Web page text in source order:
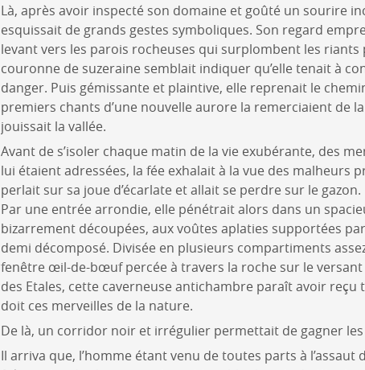
Là, après avoir inspecté son domaine et goûté un sourire
esquissait de grands gestes symboliques. Son regard
levant vers les parois rocheuses qui surplombent les riants
couronne de suzeraine semblait indiquer qu’elle tenait à
danger. Puis gémissante et plaintive, elle reprenait le
premiers chants d’une nouvelle aurore la remerciaient de
jouissait la vallée.
Avant de s’isoler chaque matin de la vie exubérante, des
lui étaient adressées, la fée exhalait à la vue des malheurs
perlait sur sa joue d’écarlate et allait se perdre sur le gazon.
Par une entrée arrondie, elle pénétrait alors dans un
bizarrement découpées, aux voûtes aplaties supportées
demi décomposé. Divisée en plusieurs compartiments
fenêtre œil-de-bœuf percée à travers la roche sur le versant
des Etales, cette caverneuse antichambre paraît avoir reçu
doit ces merveilles de la nature.
De là, un corridor noir et irrégulier permettait de gagner
Il arriva que, l’homme étant venu de toutes parts à